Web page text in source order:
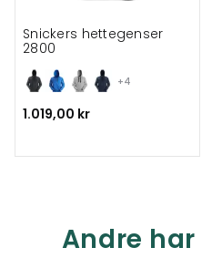
+4
Snickers hettegenser
2800
1.019,00 kr
Andre